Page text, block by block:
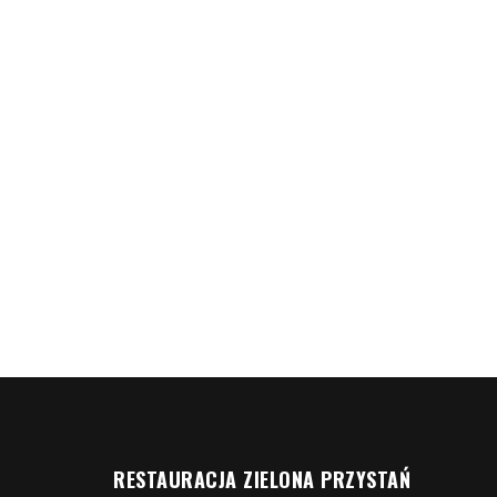
RESTAURACJA ZIELONA PRZYSTAŃ